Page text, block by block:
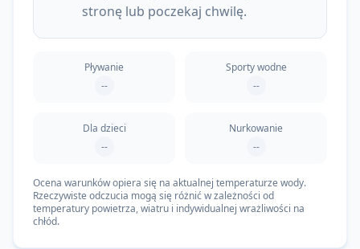
stronę lub poczekaj chwilę.
Pływanie
--
Sporty wodne
--
Dla dzieci
--
Nurkowanie
--
Ocena warunków opiera się na aktualnej temperaturze wody.
Rzeczywiste odczucia mogą się różnić w zależności od
temperatury powietrza, wiatru i indywidualnej wrażliwości na
chłód.